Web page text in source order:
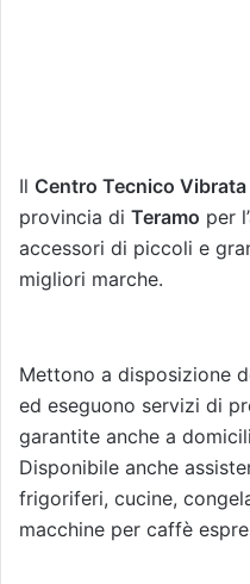
Il Centro Tecnico Vibrata
provincia di Teramo per
accessori di piccoli e
migliori marche.
Mettono a disposizione
ed eseguono servizi di
garantite anche a
Disponibile anche
frigoriferi, cucine,
macchine per caffè